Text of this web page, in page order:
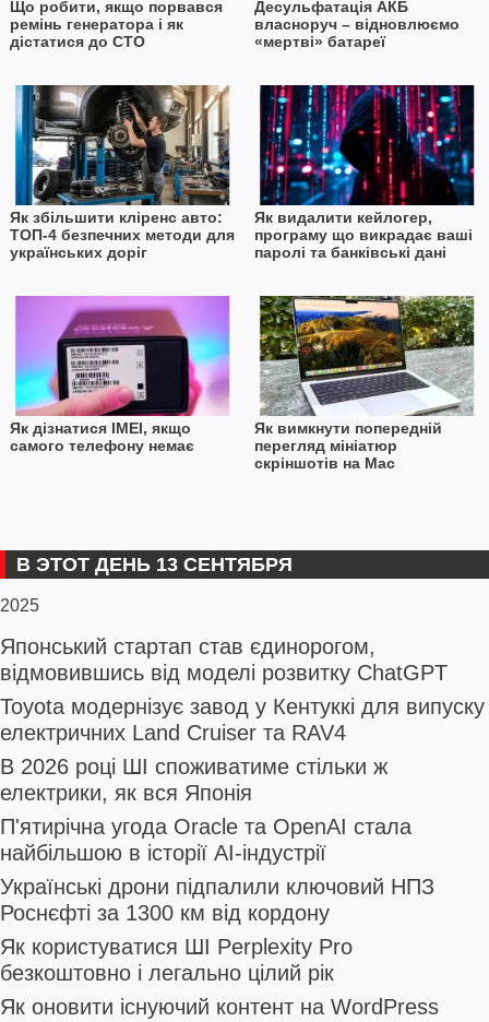
Що робити, якщо порвався
ремінь генератора і як
дістатися до СТО
Десульфатація АКБ
власноруч – відновлюємо
«мертві» батареї
Як збільшити кліренс авто:
ТОП-4 безпечних методи для
українських доріг
Як видалити кейлогер,
програму що викрадає ваші
паролі та банківські дані
Як дізнатися IMEI, якщо
самого телефону немає
Як вимкнути попередній
перегляд мініатюр
скріншотів на Mac
В ЭТОТ ДЕНЬ 13 СЕНТЯБРЯ
2025
Японський стартап став єдинорогом,
відмовившись від моделі розвитку ChatGPT
Toyota модернізує завод у Кентуккі для випуску
електричних Land Cruiser та RAV4
В 2026 році ШІ споживатиме стільки ж
електрики, як вся Японія
П'ятирічна угода Oracle та OpenAI стала
найбільшою в історії AI-індустрії
Українські дрони підпалили ключовий НПЗ
Роснєфті за 1300 км від кордону
Як користуватися ШІ Perplexity Pro
безкоштовно і легально цілий рік
Як оновити існуючий контент на WordPress